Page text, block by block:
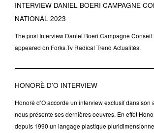
INTERVIEW DANIEL BOERI CAMPAGNE
NATIONAL 2023
The post Interview Daniel Boeri Campagne
appeared on Forks.Tv Radical Trend Actualités.
HONORÈ D’O INTERVIEW
Honoré d’O accorde un interview exclusif dans son
nous présente ses dernières oeuvres. En effet
depuis 1990 un langage plastique